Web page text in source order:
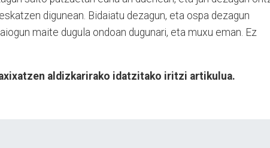
digunean. Bidaiatu dezagun, eta ospa dezagun
maite dugula ondoan dugunari, eta muxu eman. Ez
aldizkarirako idatzitako iritzi artikulua.